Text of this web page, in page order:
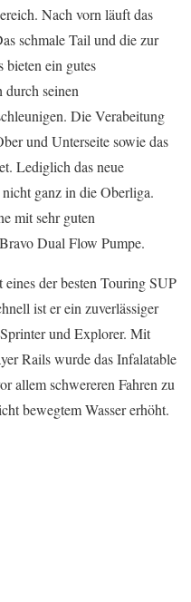
Nach vorn läuft das
schmale Tail und die zur
bieten ein gutes
durch seinen
Die Verabeitung
und Unterseite sowie das
Lediglich das neue
ganz in die Oberliga.
mit sehr guten
Dual Flow Pumpe.
der besten Touring SUP
ist er ein zuverlässiger
und Explorer. Mit
Rails wurde das Infalatable
allem schwereren Fahren zu
bewegtem Wasser erhöht.